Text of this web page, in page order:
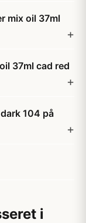
mix oil 37ml
37ml cad red
104 på
i